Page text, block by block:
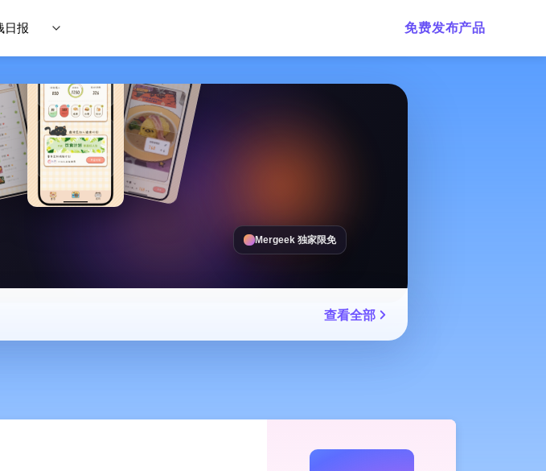
日报 免费发布产品
Mergeek 独家限免
查看全部